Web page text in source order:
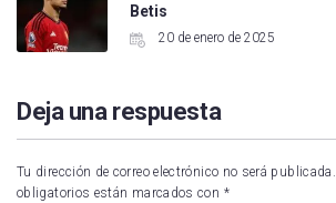
Betis
20 de enero de 2025
Deja una respuesta
Tu dirección de correo electrónico no será publicada.
obligatorios están marcados con *